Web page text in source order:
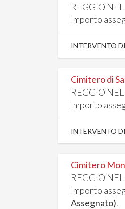
REGGIO
Importo
INTERVENTO
Cimitero di
REGGIO
Importo
INTERVENTO
Cimitero
REGGIO
Importo
Assegnato).